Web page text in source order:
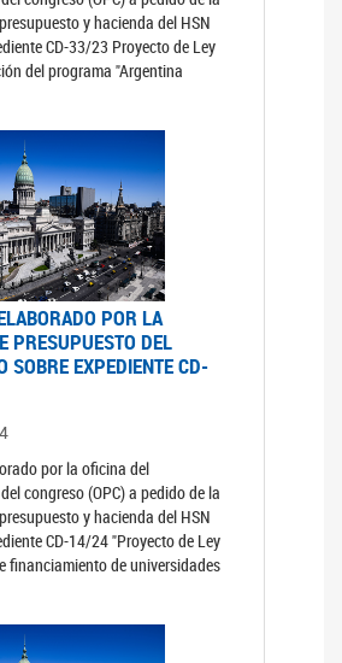
y hacienda del HSN
CD-33/23 Proyecto de Ley
del programa "Argentina
POR LA
PRESUPUESTO DEL
SOBRE EXPEDIENTE CD-
por la oficina del
congreso (OPC) a pedido de la
y hacienda del HSN
CD-14/24 "Proyecto de Ley
financiamiento de universidades